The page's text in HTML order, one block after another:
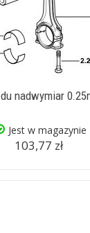
nadwymiar
Jest w magazynie
103,77 zł